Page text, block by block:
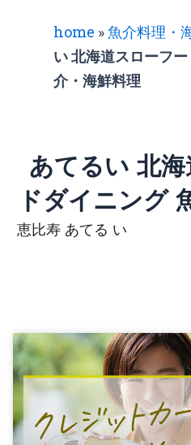
home »魚介料理・
い 北海道スローフ
介・海鮮料理
あてるい 北
ドダイニング
恵比寿 あてる い